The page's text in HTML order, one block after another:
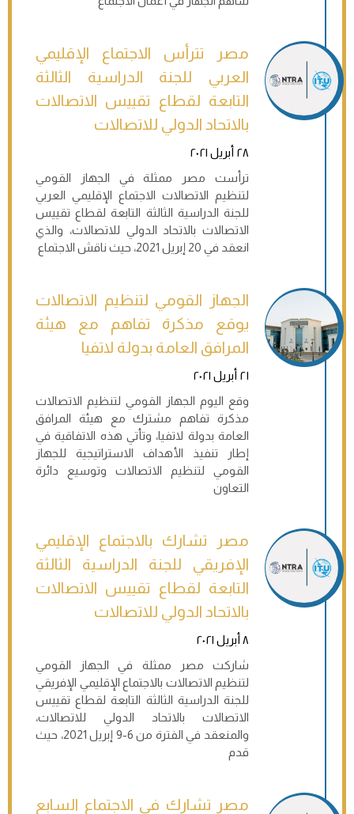
مصر تترأس الاجتماع الإقليمي
العربي للجنة الدراسية الثالثة
التابعة لقطاع تقييس الاتصالات
بالاتحاد الدولي للاتصالات
٢٨ أبريل ٢٠٢١
ترأست مصر ممثلة في الجهاز القومي
لتنظيم الاتصالات الاجتماع الإقليمي العربي
للجنة الدراسية الثالثة التابعة لقطاع تقييس
الاتصالات بالاتحاد الدولي للاتصالات، والذي
انعقد في 20 إبريل 2021، حيث ناقش الاجتماع
الجهاز القومي لتنظيم الاتصالات
يوقع مذكرة تفاهم مع هيئة
المرافق العامة بدولة لاتفيا
٢١ أبريل ٢٠٢١
وقع اليوم الجهاز القومي لتنظيم الاتصالات
مذكرة تفاهم مشترك مع هيئة المرافق
العامة بدولة لاتفيا، وتأتي هذه الاتفاقية في
إطار تنفيذ الأهداف الاستراتيجية للجهاز
القومي لتنظيم الاتصالات وتوسيع دائرة
التعاون
مصر تشارك بالاجتماع الإقليمي
الإفريقي للجنة الدراسية الثالثة
التابعة لقطاع تقييس الاتصالات
بالاتحاد الدولي للاتصالات
٨ أبريل ٢٠٢١
شاركت مصر ممثلة في الجهاز القومي
لتنظيم الاتصالات بالاجتماع الإقليمي الإفريقي
للجنة الدراسية الثالثة التابعة لقطاع تقييس
الاتصالات بالاتحاد الدولي للاتصالات،
والمنعقد في الفترة من 6-9 إبريل 2021، حيث
قدم
مصر تشارك في الاجتماع السابع